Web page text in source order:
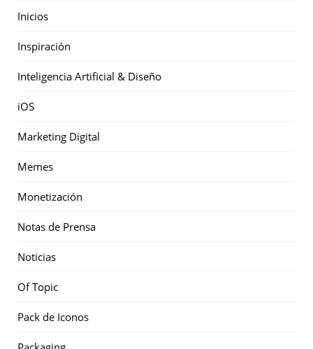
Inicios
Inspiración
Inteligencia Artificial & Diseño
iOS
Marketing Digital
Memes
Monetización
Notas de Prensa
Noticias
Of Topic
Pack de Iconos